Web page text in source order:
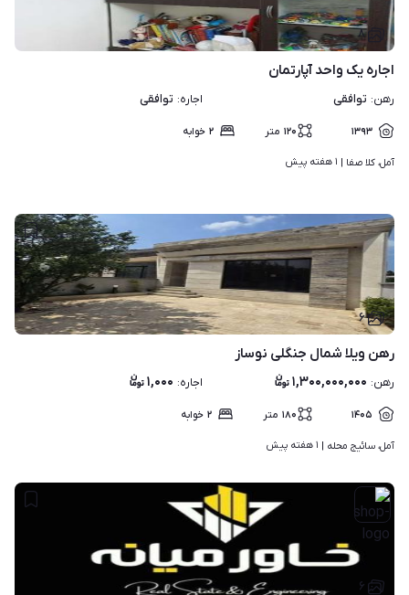
۸
اجاره یک واحد آپارتمان
رهن: توافقی اجاره: توافقی
۱۳۹۳ ۱۲۰ متر ۲ خوابه
آمل، کلا صفا | ۱ هفته پیش
۶
رهن ویلا شمال جنگلی نوساز
رهن: ۱,۳۰۰,۰۰۰,۰۰۰ اجاره: ۱,۰۰۰
۱۴۰۵ ۱۸۰ متر ۲ خوابه
آمل، سائیج محله | ۱ هفته پیش
۶